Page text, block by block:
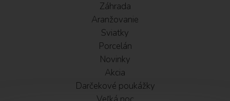
Záhrada
Aranžovanie
Sviatky
Porcelán
Novinky
Akcia
Darčekové poukážky